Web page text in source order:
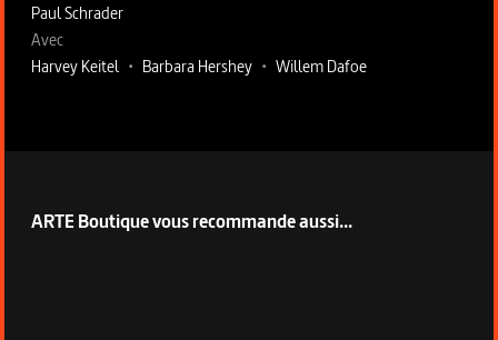
Paul Schrader
Avec
Harvey Keitel • Barbara Hershey • Willem Dafoe
ARTE Boutique vous recommande aussi...